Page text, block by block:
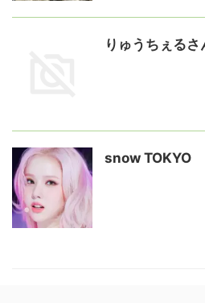
りゅうちぇるさ
snow TOKYO